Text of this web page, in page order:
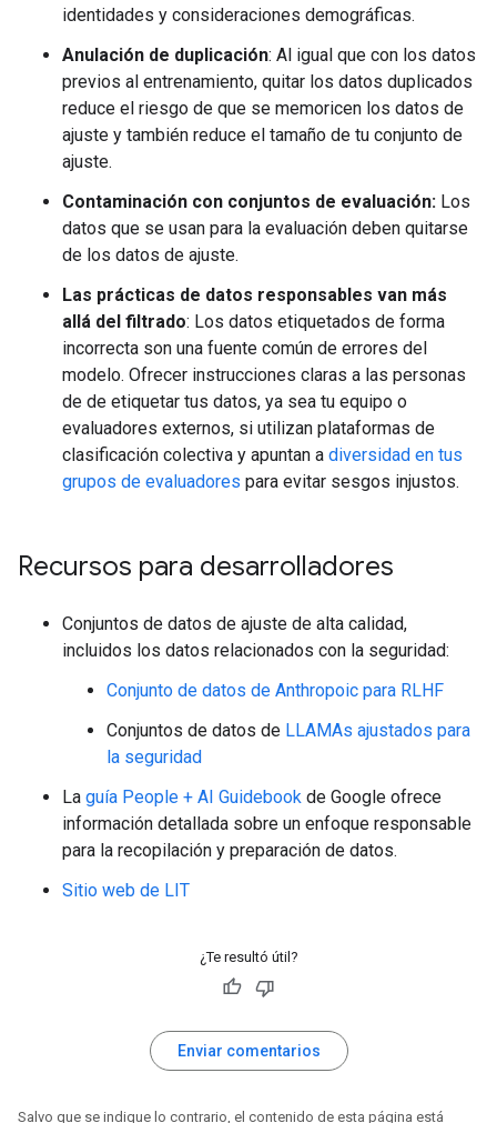
identidades y consideraciones demográficas.
Anulación de duplicación: Al igual que con los datos
previos al entrenamiento, quitar los datos duplicados
reduce el riesgo de que se memoricen los datos de
ajuste y también reduce el tamaño de tu conjunto de
ajuste.
Contaminación con conjuntos de evaluación: Los
datos que se usan para la evaluación deben quitarse
de los datos de ajuste.
Las prácticas de datos responsables van más
allá del filtrado: Los datos etiquetados de forma
incorrecta son una fuente común de errores del
modelo. Ofrecer instrucciones claras a las personas
de de etiquetar tus datos, ya sea tu equipo o
evaluadores externos, si utilizan plataformas de
clasificación colectiva y apuntan a diversidad en tus
grupos de evaluadores para evitar sesgos injustos.
Recursos para desarrolladores
Conjuntos de datos de ajuste de alta calidad,
incluidos los datos relacionados con la seguridad:
Conjunto de datos de Anthropoic para RLHF
Conjuntos de datos de LLAMAs ajustados para
la seguridad
La guía People + AI Guidebook de Google ofrece
información detallada sobre un enfoque responsable
para la recopilación y preparación de datos.
Sitio web de LIT
¿Te resultó útil?
Enviar comentarios
Salvo que se indique lo contrario, el contenido de esta página está